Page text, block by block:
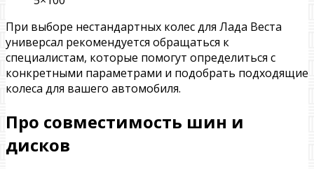
При выборе нестандартных колес для Лада Веста
универсал рекомендуется обращаться к
специалистам, которые помогут определиться с
конкретными параметрами и подобрать подходящие
колеса для вашего автомобиля.
Про совместимость шин и
дисков